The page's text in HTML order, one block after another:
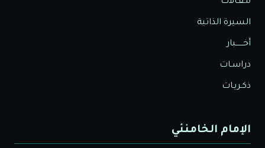
مـقـالات
السيرة الذاتية
أخــــــبار
دراسـات
ذكـريـات
الإمام الخامنئي